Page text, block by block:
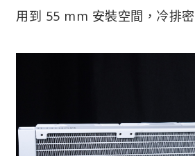
用到 55 mm 安裝空間，冷排